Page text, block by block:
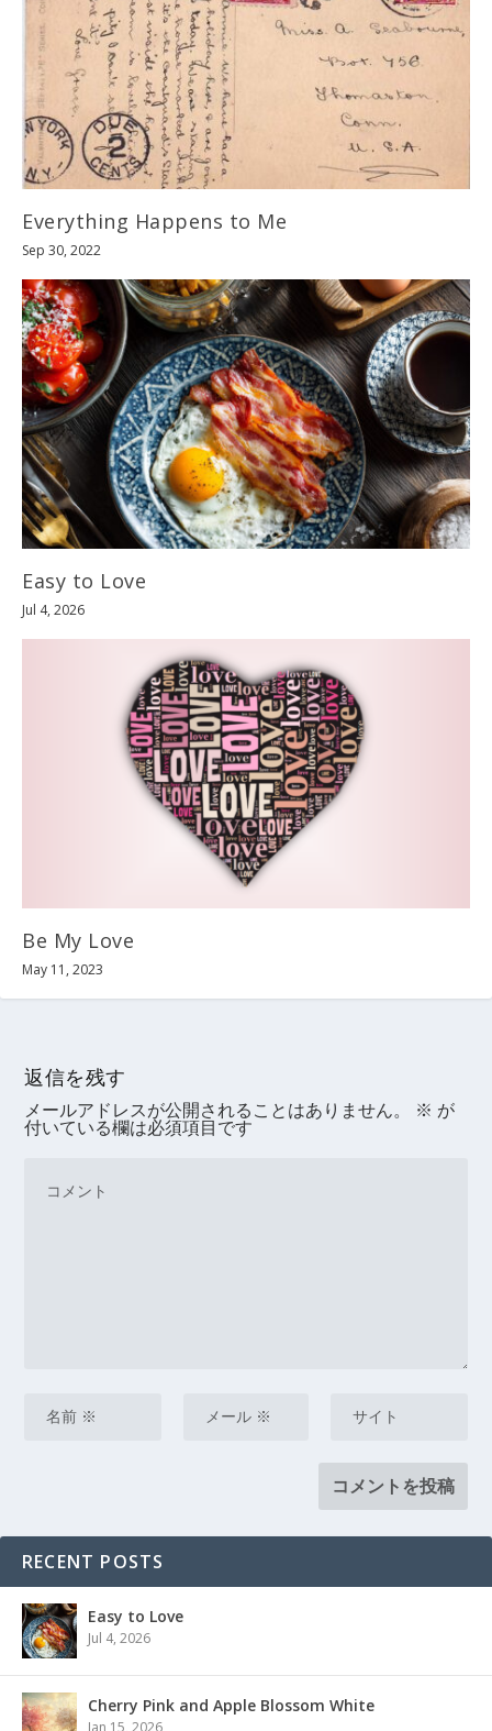
Everything Happens to Me
Sep 30, 2022
Easy to Love
Jul 4, 2026
Be My Love
May 11, 2023
返信を残す
メールアドレスが公開されることはありません。 ※ が
付いている欄は必須項目です
RECENT POSTS
Easy to Love
Jul 4, 2026
Cherry Pink and Apple Blossom White
Jan 15, 2026